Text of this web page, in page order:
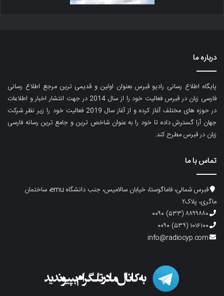
درباره ما
پایگاه اطلاع رسانی رادیو قبرس بعنوان اولین و قدیمی ترین مرجع اطلاع رسانی
فارسی زبان در قبرس فعالیت خود را از سال 2014 در جهت انتشار اخبار و اطلاعات
در حوزه های مختلف آغاز کرده و از آغاز سال 2019 فعالیت خود را زیر نظر شرکت
جهان آرا گسترش داده تا خود را به عنوان شاخص ترین و جامع ترین رسانه فارسی
زبان در قبرس مطرح کند.
تماس با ما
قبرس شمالی، فاماگوستا، خیابان سالامیس، جنب دانشگاه emu، ساختمان
ماگری، پلاک۲
۸۸۹۹۸۸۰ (۵۳۳) ۰۰۹۰
۱۰۱۶۱۰۰ (۵۳۹) ۰۰۹۰
info@radiocyp.com